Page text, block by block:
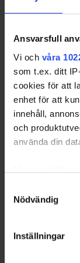
Ansvarsfull
Vi och våra
som t.ex. ditt
cookies för att
enhet för att
innehåll,
och
använda din
Med din
som kan
Ta reda på
Nödvändig
Inställningar